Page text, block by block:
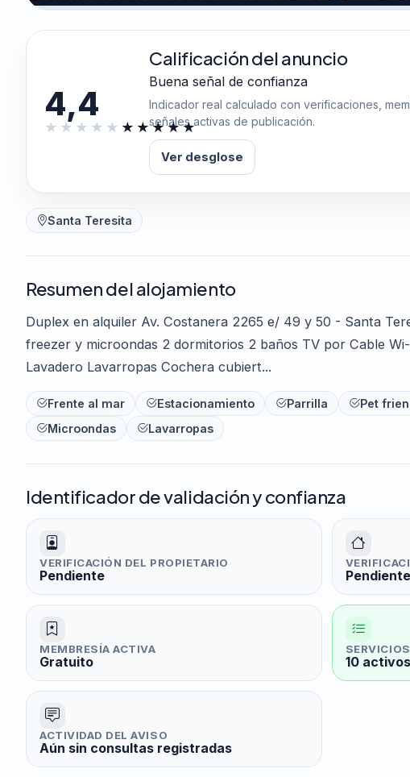
4,4
Calificación del anuncio
Buena señal de confianza
Indicador real calculado con verificaciones,
señales activas de publicación.
Ver desglose
Santa Teresita
Resumen del alojamiento
Duplex en alquiler Av. Costanera 2265 e/ 49 y 50 - Santa
freezer y microondas 2 dormitorios 2 baños TV por Cable
Lavadero Lavarropas Cochera cubiert...
Frente al mar Estacionamiento Parrilla Pet
Microondas
Lavarropas
Identificador de validación y confianza
VERIFICACIÓN DEL PROPIETARIO
Pendiente Pendiente
MEMBRESÍA ACTIVA
Gratuito 10 activos
ACTIVIDAD DEL AVISO
Aún sin consultas registradas